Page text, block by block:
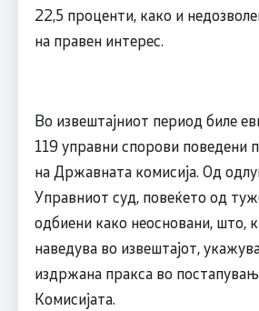
22,5 проценти, како и
на правен интерес.
Во извештајниот период биле
119 управни спорови поведени
на Државната комисија. Од
Управниот суд, повеќето од
одбиени како неосновани, што,
наведува во извештајот,
издржана пракса во
Комисијата.